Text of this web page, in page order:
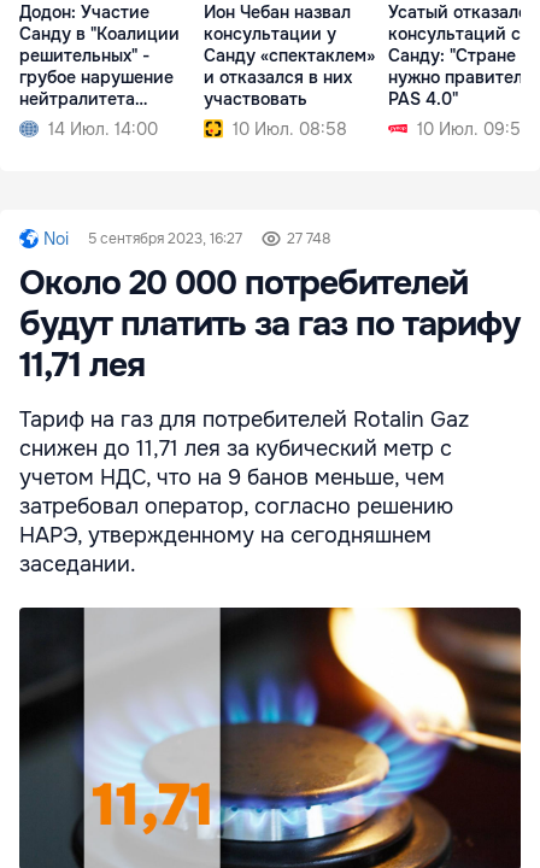
Додон: Участие
Санду в "Коалиции
решительных" -
грубое нарушение
нейтралитета
Молдовы
14 Июл. 14:00
Ион Чебан назвал
консультации у
Санду «спектаклем»
и отказался в них
участвовать
10 Июл. 08:58
Усатый
консультаций с
Санду: "Стране не
нужно
PAS 4.0"
10 Июл. 09:50
Noi 5 сентября 2023, 16:27 27 748
Около 20 000 потребителей
будут платить за газ по тарифу
11,71 лея
Тариф на газ для потребителей Rotalin Gaz
снижен до 11,71 лея за кубический метр с
учетом НДС, что на 9 банов меньше, чем
затребовал оператор, согласно решению
НАРЭ, утвержденному на сегодняшнем
заседании.